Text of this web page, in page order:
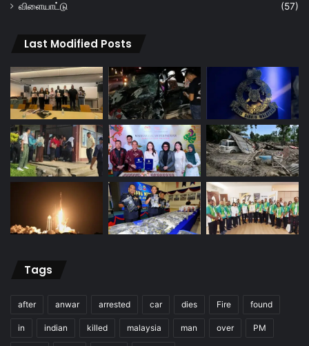
விளையாட்டு
(57)
Last Modified Posts
Tags
after anwar arrested car dies Fire found
in indian killed malaysia man over PM